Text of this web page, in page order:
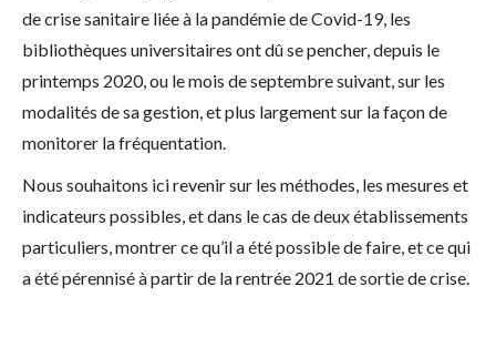
de crise sanitaire liée à la pandémie de Covid-19, les
bibliothèques universitaires ont dû se pencher, depuis le
printemps 2020, ou le mois de septembre suivant, sur les
modalités de sa gestion, et plus largement sur la façon de
monitorer la fréquentation.
Nous souhaitons ici revenir sur les méthodes, les mesures et
indicateurs possibles, et dans le cas de deux établissements
particuliers, montrer ce qu’il a été possible de faire, et ce qui
a été pérennisé à partir de la rentrée 2021 de sortie de crise.